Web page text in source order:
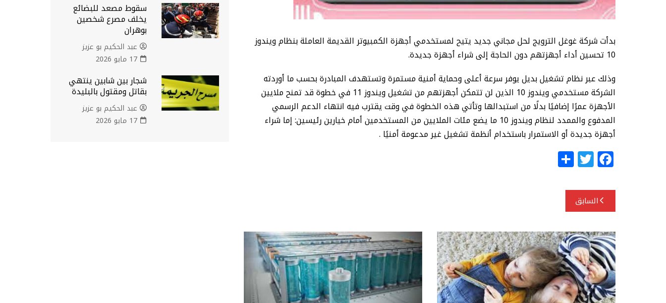
بدأت شركة غوغل الترويج لحل مجاني جديد يتيح لمستخدمي أجهزة الكمبيوتر القديمة العاملة بنظام ويندوز
10 تحسين أداء أجهزتهم دون الحاجة إلى شراء أجهزة جديدة.
وذلك عبر نظام تشغيل بديل يوفر سرعة أعلى وحماية أمنية مستمرة وتستهدف المبادرة بحسب ما أوردته
الشركة مستخدمي ويندوز 10 الذين لن تتمكن أجهزتهم من تشغيل ويندوز 11 في خطوة قد تمنح ملايين
الأجهزة عمرًا إضافيًا بدلًا من استبدالها وتأتي هذه الخطوة في وقت يقترب فيه انتهاء الدعم الرسمي
المدفوع والممدد لنظام ويندوز 10 ما يضع مئات الملايين من المستخدمين أمام خيارين رئيسين: إما شراء
أجهزة جديدة أو الاستمرار باستخدام أنظمة تشغيل غير مدعومة أمنيًا .
F
a
c
e
o
o
k
T
w
itt
eتصفّح
المقالات
السابق
سقوط مصعد للبضائع
يخلف مصرع شخصين
بوهران
عبد الحكيم بو عزيز
17 مايو 2026
شجار بين شابين ينتهي
بقاتل ومقتول بالبليدة
عبد الحكيم بو عزيز
17 مايو 2026